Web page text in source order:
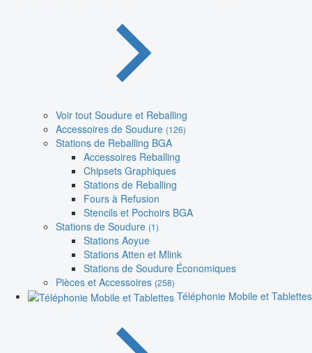
Voir tout Soudure et Reballing
Accessoires de Soudure (126)
Stations de Reballing BGA
Accessoires Reballing
Chipsets Graphiques
Stations de Reballing
Fours à Refusion
Stencils et Pochoirs BGA
Stations de Soudure (1)
Stations Aoyue
Stations Atten et Mlink
Stations de Soudure Économiques
Pièces et Accessoires (258)
Téléphonie Mobile et Tablettes